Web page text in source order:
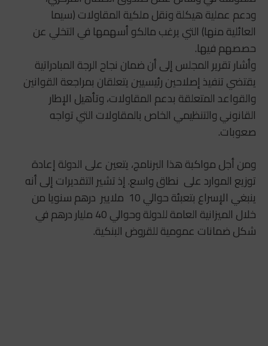
ودعم عملية هيكلة ونقل ملكية المقاولات (سيما
العائلية منها) التي يرغب مالكو أسهمها في التخلي عن
حصصهم فيها.
وأشار تقرير المجلس إلى أن ضمان نجاح الرجة المبادراتية
يقتضي تنفيذ إصلاحين رئيسيين يتعلقان بمراجعة القوانين
والقواعد المتعلقة بدعم المقاولات، وتأهيل الإطار
القانوني والتنظيمي الخاص بالمقاولات التي تواجه
صعوبات.
ومن أجل مواكبة هذا البرنامج، يتعين على الدولة إعادة
توزيع الموارد على نطاق واسع. إذ تشير التقديرات إلى أنه
ينبغي الإسراع بتعبئة حوالي 10 ملايير درهم سنويا من
خلال الميزانية العامة للدولة وحوالي 40 مليار درهم في
شكل ضمانات عمومية للقروض البنكية.